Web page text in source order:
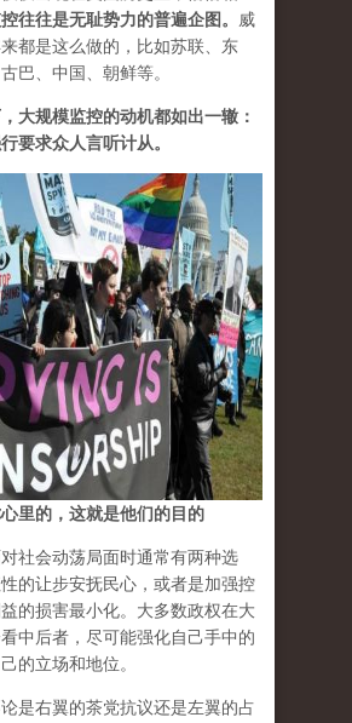
往往是无耻势力的普遍企图。
威
都是这么做的，比如苏联、东
巴、中国、朝鲜等。
大规模监控的动机都如出一辙：
要求众人言听计从。
里的，这就是他们的目的
社会动荡局面时通常有两种选
的让步安抚民心，或者是加强控
的损害最小化。大多数政权在大
中后者，尽可能强化自己手中的
的立场和地位。
是右翼的茶党抗议还是左翼的占